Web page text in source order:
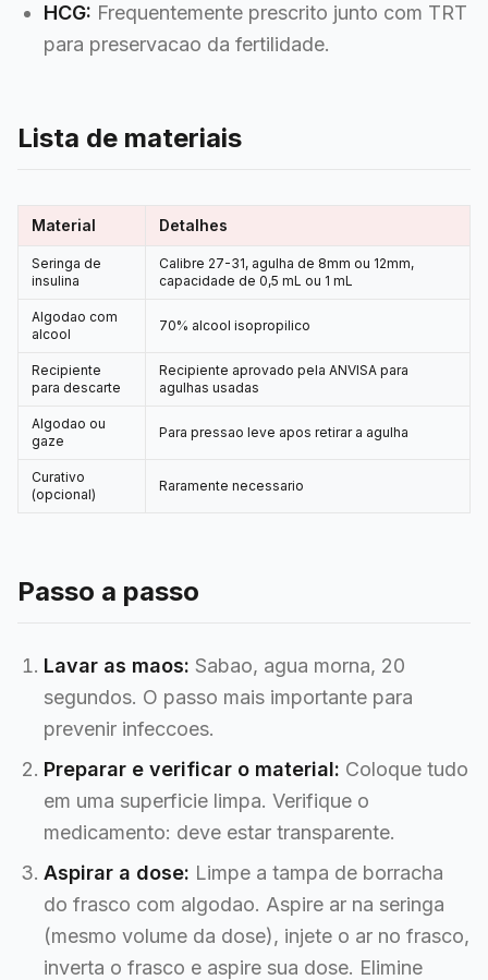
HCG: Frequentemente prescrito junto com TRT
para preservacao da fertilidade.
Lista de materiais
Material Detalhes
Seringa de
insulina
Calibre 27-31, agulha de 8mm ou 12mm,
capacidade de 0,5 mL ou 1 mL
Algodao com
alcool
70% alcool isopropilico
Recipiente
para descarte
Recipiente aprovado pela ANVISA para
agulhas usadas
Algodao ou
gaze
Para pressao leve apos retirar a agulha
Curativo
(opcional)
Raramente necessario
Passo a passo
Lavar as maos: Sabao, agua morna, 20
segundos. O passo mais importante para
prevenir infeccoes.
Preparar e verificar o material: Coloque tudo
em uma superficie limpa. Verifique o
medicamento: deve estar transparente.
Aspirar a dose: Limpe a tampa de borracha
do frasco com algodao. Aspire ar na seringa
(mesmo volume da dose), injete o ar no frasco,
inverta o frasco e aspire sua dose. Elimine